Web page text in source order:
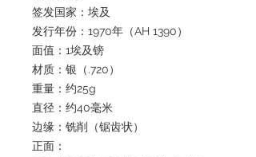
签发国家：埃及
发行年份：1970年（AH 1390）
面值：1埃及镑
材质：银（.720）
重量：约25g
直径：约40毫米
边缘：铣削（锯齿状）
正面：